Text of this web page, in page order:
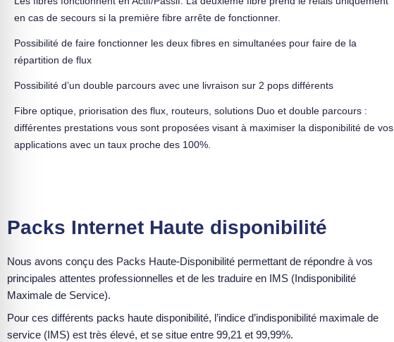
en cas de secours si la première fibre arrête de fonctionner.
Possibilité de faire fonctionner les deux fibres en simultanées pour faire de la
répartition de flux
Possibilité d’un double parcours avec une livraison sur 2 pops différents
Fibre optique, priorisation des flux, routeurs, solutions Duo et double parcours :
différentes prestations vous sont proposées visant à maximiser la disponibilité de vos
applications avec un taux proche des 100%.
Packs Internet Haute disponibilité
Nous avons conçu des Packs Haute-Disponibilité permettant de répondre à vos
principales attentes professionnelles et de les traduire en IMS (Indisponibilité
Maximale de Service).
Pour ces différents packs haute disponibilité, l’indice d’indisponibilité maximale de
service (IMS) est très élevé, et se situe entre 99,21 et 99,99%.